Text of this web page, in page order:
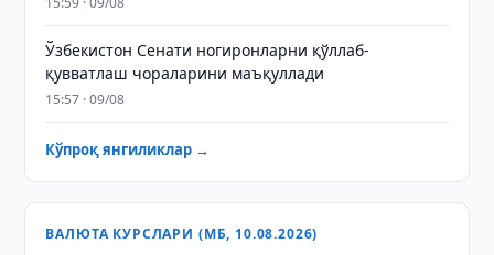
Ўзбекистон Сенати ногиронларни қўллаб-
қувватлаш чораларини маъқуллади
15:57 · 09/08
Кўпроқ янгиликлар →
ВАЛЮТА КУРСЛАРИ (МБ, 10.08.2026)